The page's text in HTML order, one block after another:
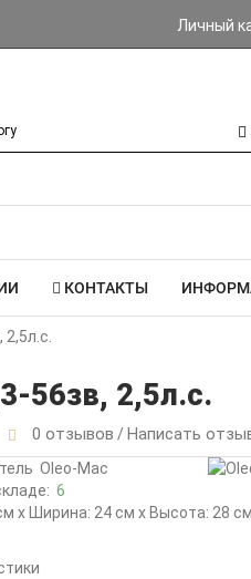
Личный
КОНТАКТЫ
56зв, 2,5л.с.
0 отзывов / Написать
Oleo-Mac
6
x Ширина: 24 см x Высота: 28 см